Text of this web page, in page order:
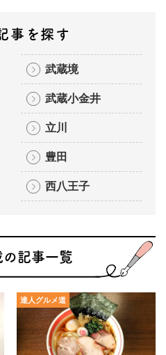
事を探す
武蔵境
武蔵小金井
立川
豊田
西八王子
の記事一覧
達人グルメ道